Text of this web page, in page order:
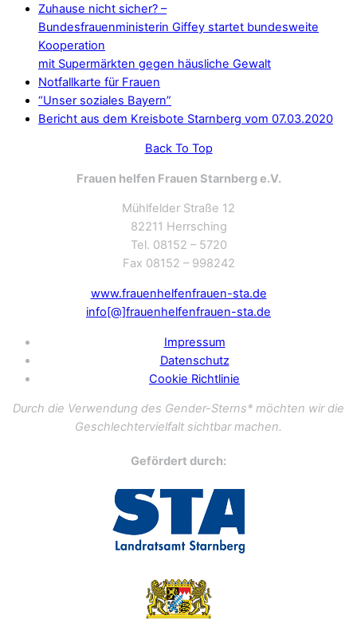
Zuhause nicht sicher? –
Bundesfrauenministerin Giffey startet bundesweite
Kooperation
mit Supermärkten gegen häusliche Gewalt
Notfallkarte für Frauen
“Unser soziales Bayern”
Bericht aus dem Kreisbote Starnberg vom 07.03.2020
Back To Top
Frauen helfen Frauen Starnberg e.V.
Mühlfelder Straße 12
82211 Herrsching
Tel. 08152 – 5720
Fax 08152 – 998242
www.frauenhelfenfrauen-sta.de
info[@]frauenhelfenfrauen-sta.de
Impressum
Datenschutz
Cookie Richtlinie
Durch die Verwendung des Gender-Sterns* möchten wir die
Geschlechtervielfalt sichtbar machen.
Gefördert durch: